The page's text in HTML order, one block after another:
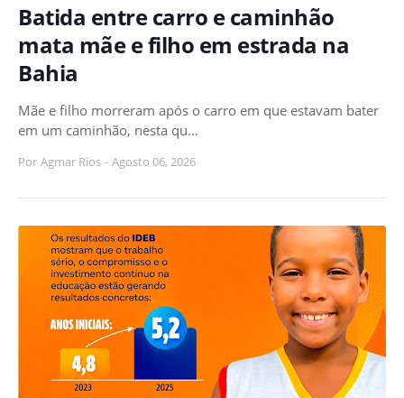
Batida entre carro e caminhão
mata mãe e filho em estrada na
Bahia
Mãe e filho morreram após o carro em que estavam bater
em um caminhão, nesta qu…
Por Agmar Rios - Agosto 06, 2026